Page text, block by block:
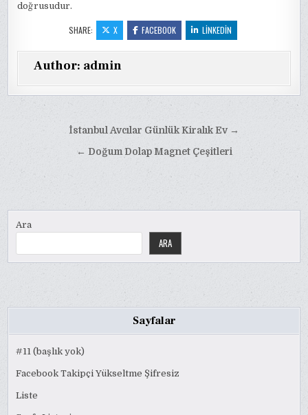
doğrusudur.
SHARE: X FACEBOOK LINKEDIN
Author: admin
gezinmesi
İstanbul Avcılar Günlük Kiralık Ev →
← Doğum Dolap Magnet Çeşitleri
Ara
ARA
Sayfalar
#11 (başlık yok)
Facebook Takipçi Yükseltme Şifresiz
Liste